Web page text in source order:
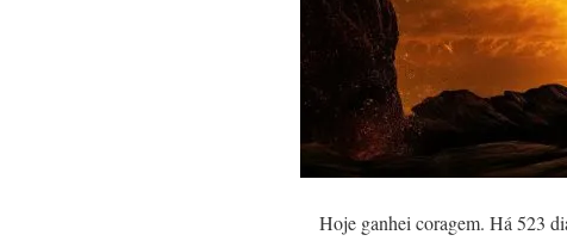
Hoje ganhei coragem. Há 523